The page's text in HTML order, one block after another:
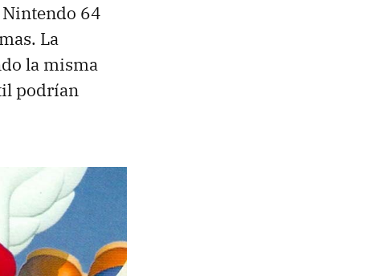
64
La
la misma
podrían